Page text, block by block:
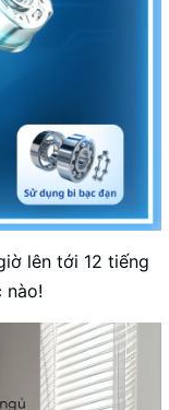
lên tới 12 tiếng
nào!